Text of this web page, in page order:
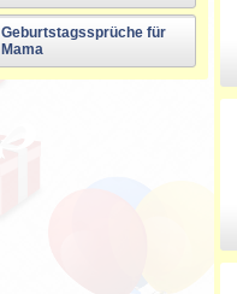
Geburtstagssprüche für
Mama